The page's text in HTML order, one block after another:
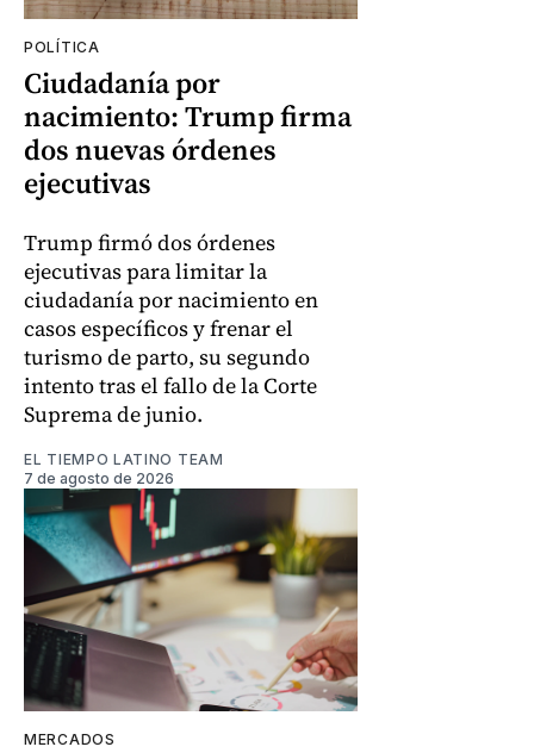
POLÍTICA
Ciudadanía por
nacimiento: Trump firma
dos nuevas órdenes
ejecutivas
Trump firmó dos órdenes
ejecutivas para limitar la
ciudadanía por nacimiento en
casos específicos y frenar el
turismo de parto, su segundo
intento tras el fallo de la Corte
Suprema de junio.
EL TIEMPO LATINO TEAM
7 de agosto de 2026
MERCADOS